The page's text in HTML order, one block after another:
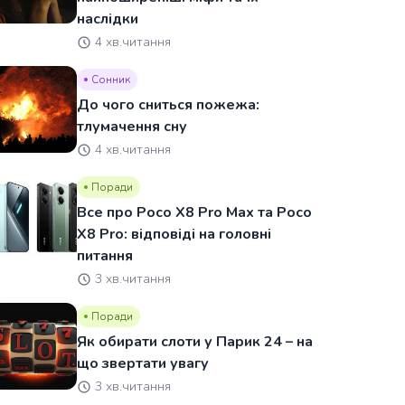
наслідки
4 хв.читання
Сонник
До чого сниться пожежа:
тлумачення сну
4 хв.читання
Поради
Все про Poco X8 Pro Max та Poco
X8 Pro: відповіді на головні
питання
3 хв.читання
Поради
Як обирати слоти у Парик 24 – на
що звертати увагу
3 хв.читання